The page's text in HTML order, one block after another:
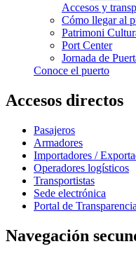
Accesos y
Cómo llegar al
Patrimoni
Port Center
Jornada de
Conoce el puerto
Accesos directos
Pasajeros
Armadores
Importadores /
Operadores logísticos
Transportistas
Sede electrónica
Portal de Transparencia
Navegación